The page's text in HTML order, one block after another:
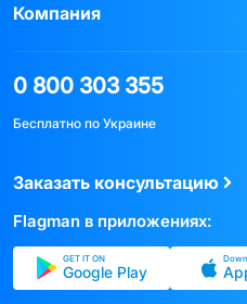
Компания
0 800 303 355
Бесплатно по Украине
Заказать консультацию
Flagman в приложениях:
GET IT ON
Google Play